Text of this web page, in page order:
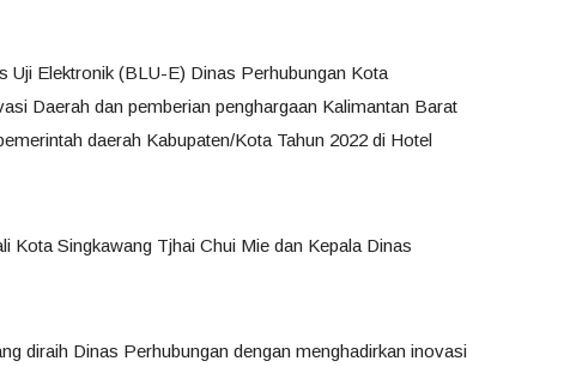
Elektronik (BLU-E) Dinas Perhubungan Kota
Daerah dan pemberian penghargaan Kalimantan Barat
daerah Kabupaten/Kota Tahun 2022 di Hotel
Kota Singkawang Tjhai Chui Mie dan Kepala Dinas
diraih Dinas Perhubungan dengan menghadirkan inovasi